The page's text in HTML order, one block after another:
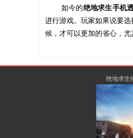
如今的绝地求生手机
进行游戏。玩家如果说要
候，才可以更加的省心，
绝地求生